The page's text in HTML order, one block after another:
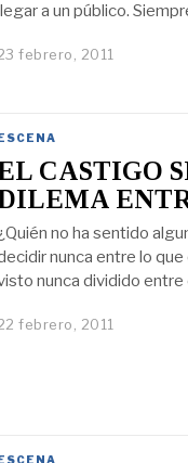
a un público.
febrero, 2011
CASTIGO
no ha sentido
nunca entre lo
nunca dividido entre
febrero, 2011